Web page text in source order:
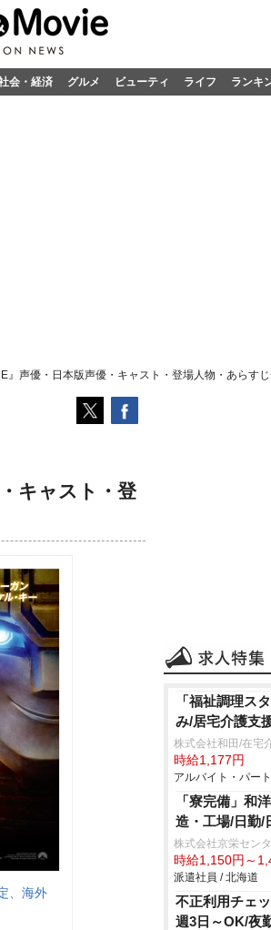
会・経済 グルメ ビューティ ライフ ランキ
』声優・日本版声優・キャスト・登場人物・あらす
キャスト・登
、海外
「福祉調理ス
み/居宅介護支
株式会社和田/在宅
時給1,177円
アルバイト・パー
「寮完備」和
造・工場/日勤/
株式会社京栄セン
時給1,150円～
派遣社員 / 北海道
不正利用チェ
週3日～OK/夜